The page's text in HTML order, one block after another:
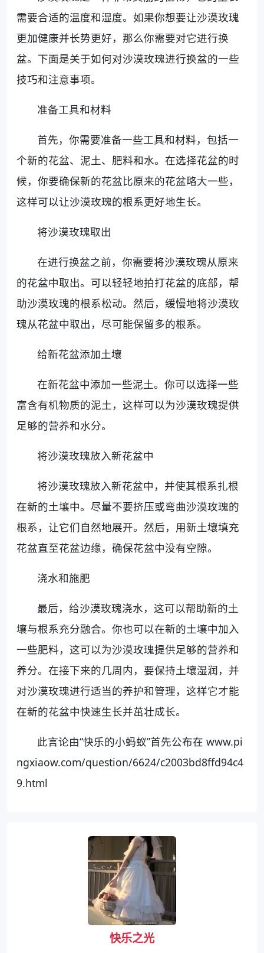
需要合适的温度和湿度。如果你想要让沙漠玫瑰
更加健康并长势更好，那么你需要对它进行换
盆。下面是关于如何对沙漠玫瑰进行换盆的一些
技巧和注意事项。
准备工具和材料
首先，你需要准备一些工具和材料，包括一
个新的花盆、泥土、肥料和水。在选择花盆的时
候，你要确保新的花盆比原来的花盆略大一些，
这样可以让沙漠玫瑰的根系更好地生长。
将沙漠玫瑰取出
在进行换盆之前，你需要将沙漠玫瑰从原来
的花盆中取出。可以轻轻地拍打花盆的底部，帮
助沙漠玫瑰的根系松动。然后，缓慢地将沙漠玫
瑰从花盆中取出，尽可能保留多的根系。
给新花盆添加土壤
在新花盆中添加一些泥土。你可以选择一些
富含有机物质的泥土，这样可以为沙漠玫瑰提供
足够的营养和水分。
将沙漠玫瑰放入新花盆中
将沙漠玫瑰放入新花盆中，并使其根系扎根
在新的土壤中。尽量不要挤压或弯曲沙漠玫瑰的
根系，让它们自然地展开。然后，用新土壤填充
花盆直至花盆边缘，确保花盆中没有空隙。
浇水和施肥
最后，给沙漠玫瑰浇水，这可以帮助新的土
壤与根系充分融合。你也可以在新的土壤中加入
一些肥料，这可以为沙漠玫瑰提供足够的营养和
养分。在接下来的几周内，要保持土壤湿润，并
对沙漠玫瑰进行适当的养护和管理，这样它才能
在新的花盆中快速生长并茁壮成长。
此言论由“快乐的小蚂蚁”首先公布在 www.pi
ngxiaow.com/question/6624/c2003bd8ffd94c4
9.html
快乐之光